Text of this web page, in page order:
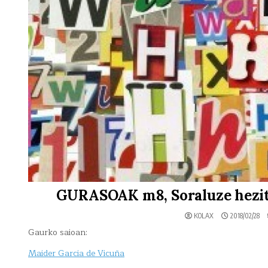
GURASOAK m8, Soraluze
KOLAX 2018/02/28
Gaurko saioan:
Maider Garcia de Vicuña